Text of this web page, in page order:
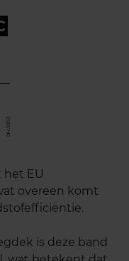
het EU
overeen komt
is deze band